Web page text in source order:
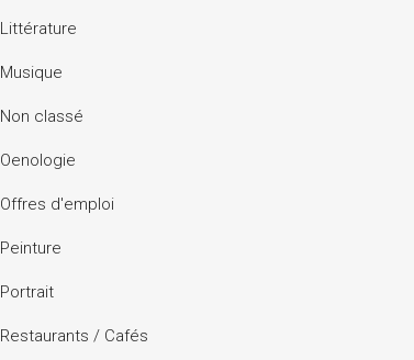
Littérature
Musique
Non classé
Oenologie
Offres d'emploi
Peinture
Portrait
Restaurants / Cafés